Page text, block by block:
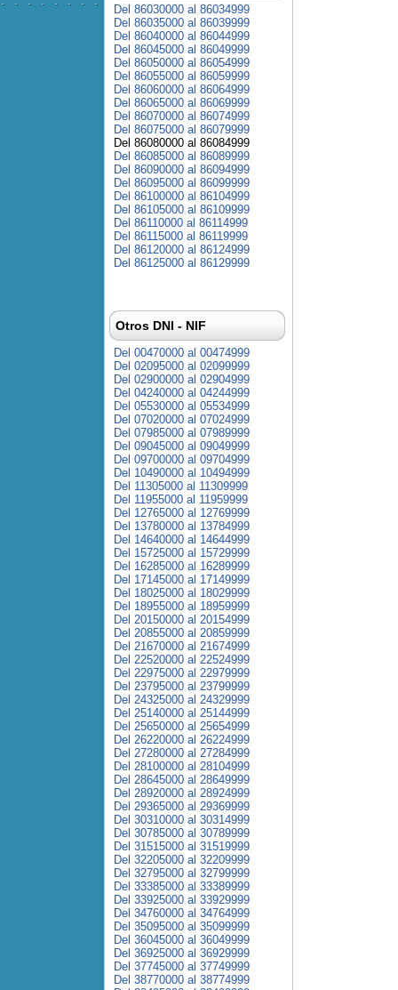
Del 86030000 al 86034999
Del 86035000 al 86039999
Del 86040000 al 86044999
Del 86045000 al 86049999
Del 86050000 al 86054999
Del 86055000 al 86059999
Del 86060000 al 86064999
Del 86065000 al 86069999
Del 86070000 al 86074999
Del 86075000 al 86079999
Del 86080000 al 86084999
Del 86085000 al 86089999
Del 86090000 al 86094999
Del 86095000 al 86099999
Del 86100000 al 86104999
Del 86105000 al 86109999
Del 86110000 al 86114999
Del 86115000 al 86119999
Del 86120000 al 86124999
Del 86125000 al 86129999
Otros DNI - NIF
Del 00470000 al 00474999
Del 02095000 al 02099999
Del 02900000 al 02904999
Del 04240000 al 04244999
Del 05530000 al 05534999
Del 07020000 al 07024999
Del 07985000 al 07989999
Del 09045000 al 09049999
Del 09700000 al 09704999
Del 10490000 al 10494999
Del 11305000 al 11309999
Del 11955000 al 11959999
Del 12765000 al 12769999
Del 13780000 al 13784999
Del 14640000 al 14644999
Del 15725000 al 15729999
Del 16285000 al 16289999
Del 17145000 al 17149999
Del 18025000 al 18029999
Del 18955000 al 18959999
Del 20150000 al 20154999
Del 20855000 al 20859999
Del 21670000 al 21674999
Del 22520000 al 22524999
Del 22975000 al 22979999
Del 23795000 al 23799999
Del 24325000 al 24329999
Del 25140000 al 25144999
Del 25650000 al 25654999
Del 26220000 al 26224999
Del 27280000 al 27284999
Del 28100000 al 28104999
Del 28645000 al 28649999
Del 28920000 al 28924999
Del 29365000 al 29369999
Del 30310000 al 30314999
Del 30785000 al 30789999
Del 31515000 al 31519999
Del 32205000 al 32209999
Del 32795000 al 32799999
Del 33385000 al 33389999
Del 33925000 al 33929999
Del 34760000 al 34764999
Del 35095000 al 35099999
Del 36045000 al 36049999
Del 36925000 al 36929999
Del 37745000 al 37749999
Del 38770000 al 38774999